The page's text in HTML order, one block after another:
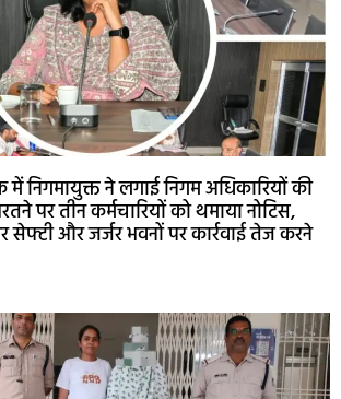
निगमायुक्त ने लगाई निगम अधिकारियों की
पर तीन कर्मचारियों को थमाया नोटिस,
और जर्जर भवनों पर कार्रवाई तेज करने